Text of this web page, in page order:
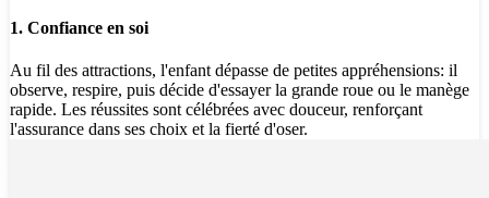
1. Confiance en soi
Au fil des attractions, l'enfant dépasse de petites appréhensions: il
observe, respire, puis décide d'essayer la grande roue ou le manège
rapide. Les réussites sont célébrées avec douceur, renforçant
l'assurance dans ses choix et la fierté d'oser.